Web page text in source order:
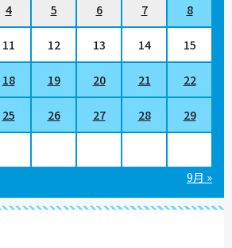
4 5 6 7 8
11 12 13 14 15
18 19 20 21 22
25 26 27 28 29
9月 »